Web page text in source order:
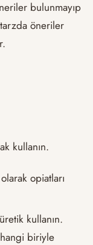
bulunmayıp
öneriler
kullanın.
opiatları
kullanın.
biriyle